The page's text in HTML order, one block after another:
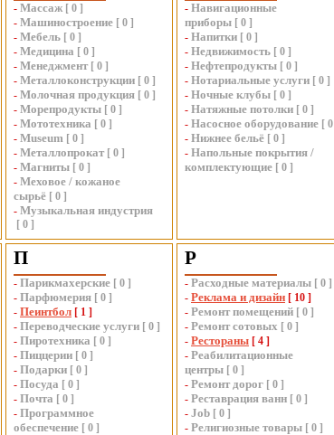
- Массаж [ 0 ]
- Машиностроение [ 0 ]
- Мебель [ 0 ]
- Медицина [ 0 ]
- Менеджмент [ 0 ]
- Металлоконструкции [ 0 ]
- Молочная продукция [ 0 ]
- Морепродукты [ 0 ]
- Мототехника [ 0 ]
- Museum [ 0 ]
- Металлопрокат [ 0 ]
- Магниты [ 0 ]
- Меховое / кожаное
сырьё [ 0 ]
- Музыкальная индустрия
[ 0 ]
- Навигационные
приборы [ 0 ]
- Напитки [ 0 ]
- Недвижимость [ 0 ]
- Нефтепродукты [ 0 ]
- Нотариальные услуги [ 0 ]
- Ночные клубы [ 0 ]
- Натяжные потолки [ 0 ]
- Насосное оборудование [ 0
- Нижнее бельё [ 0 ]
- Напольные покрытия /
комплектующие [ 0 ]
П
- Парикмахерские [ 0 ]
- Парфюмерия [ 0 ]
- Пеинтбол [ 1 ]
- Переводческие услуги [ 0 ]
- Пиротехника [ 0 ]
- Пиццерии [ 0 ]
- Подарки [ 0 ]
- Посуда [ 0 ]
- Почта [ 0 ]
- Программное
обеспечение [ 0 ]
Р
- Расходные материалы [ 0 ]
- Реклама и дизайн [ 10 ]
- Ремонт помещений [ 0 ]
- Ремонт сотовых [ 0 ]
- Рестораны [ 4 ]
- Реабилитационные
центры [ 0 ]
- Ремонт дорог [ 0 ]
- Реставрация ванн [ 0 ]
- Job [ 0 ]
- Религиозные товары [ 0 ]